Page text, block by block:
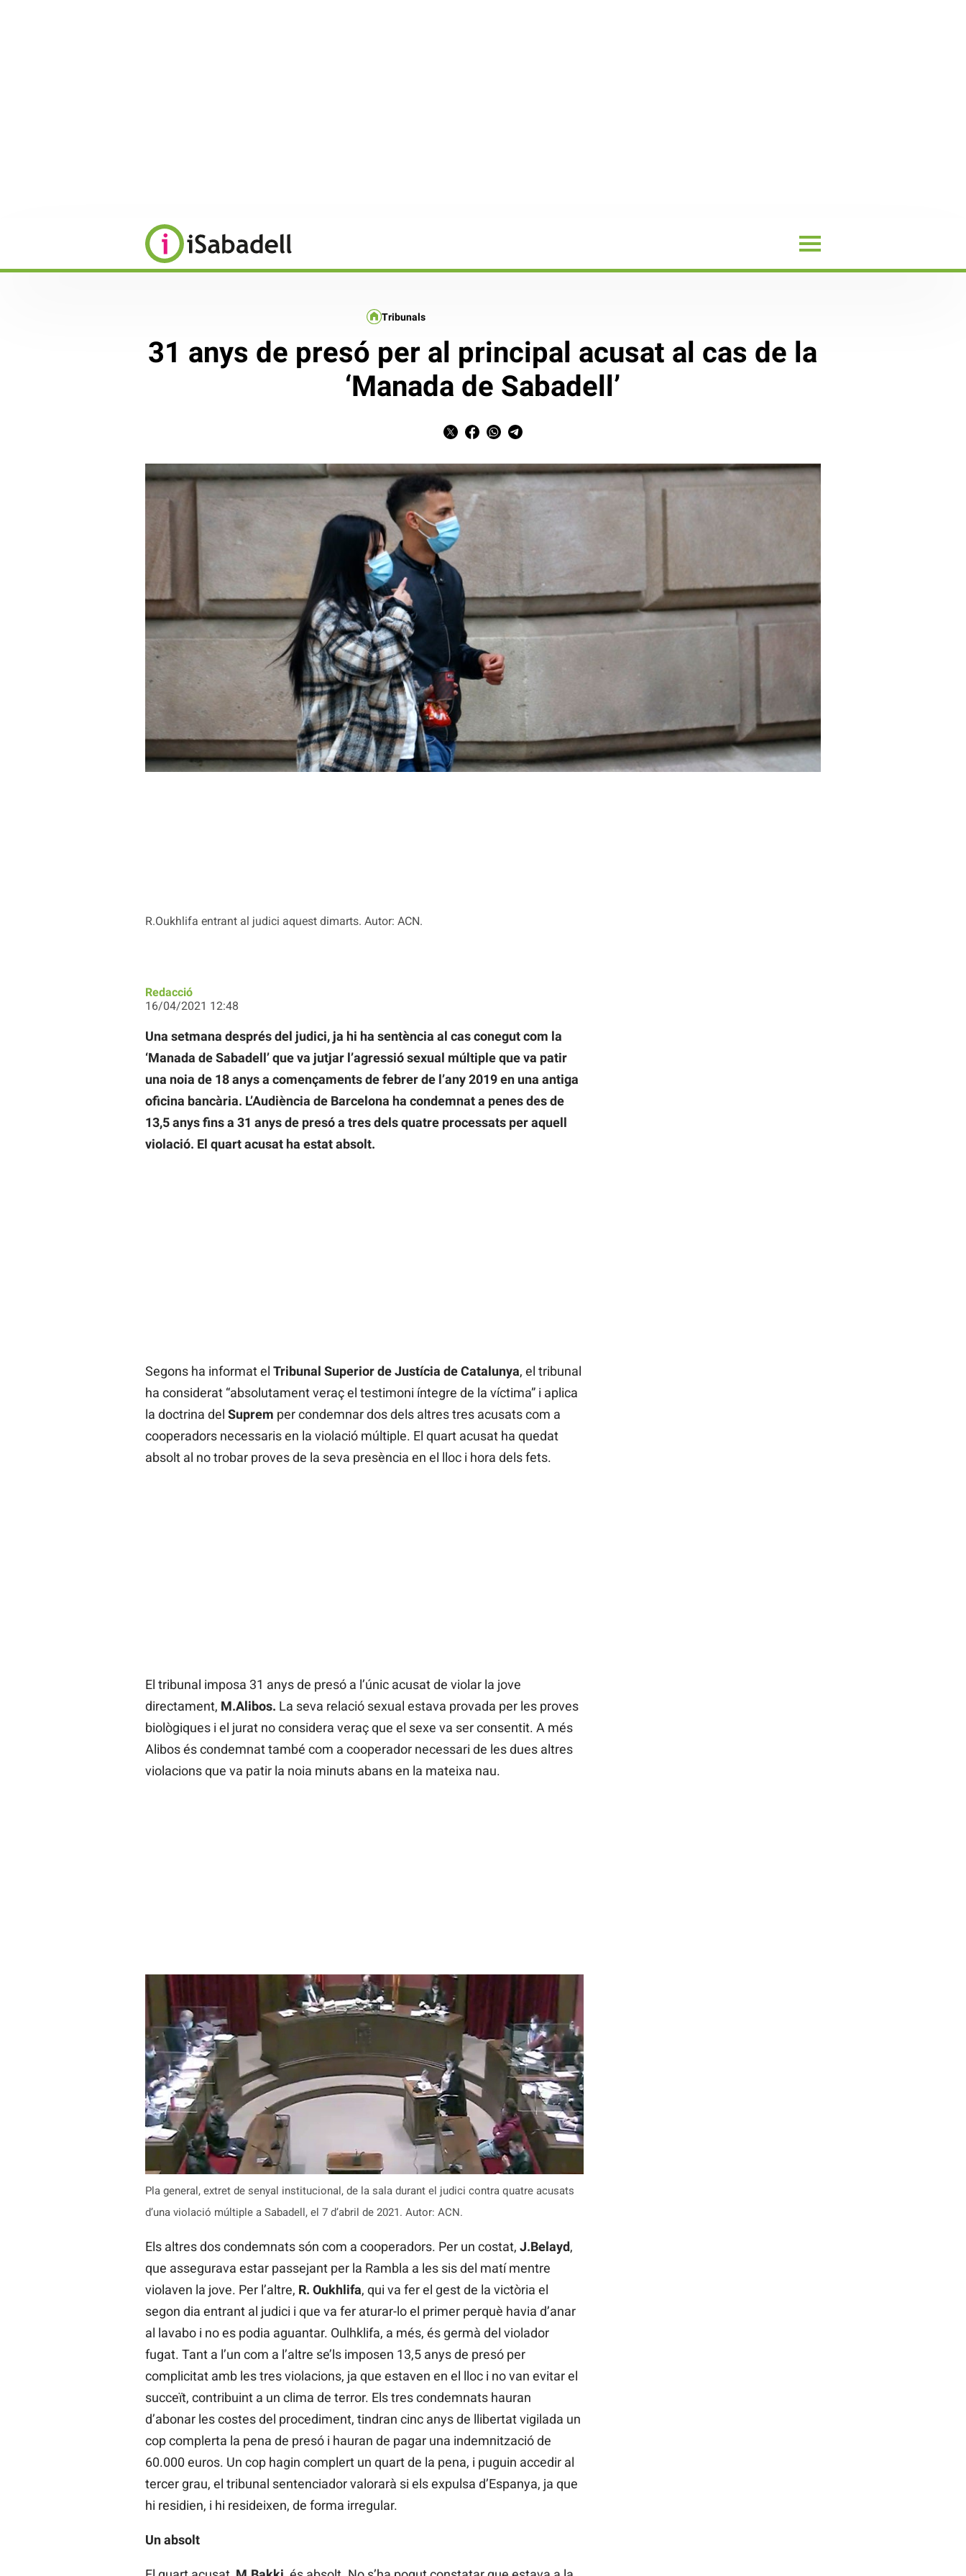
R.Oukhlifa entrant al judici aquest dimarts. Autor: ACN.
Tribunals
31 anys de presó per al principal acusat al cas de la
‘Manada de Sabadell’
Redacció
16/04/2021 12:48
Una setmana després del judici, ja hi ha sentència al cas conegut com la
‘Manada de Sabadell’ que va jutjar l’agressió sexual múltiple que va patir
una noia de 18 anys a començaments de febrer de l’any 2019 en una antiga
oficina bancària. L’Audiència de Barcelona ha condemnat a penes des de
13,5 anys fins a 31 anys de presó a tres dels quatre processats per aquell
violació. El quart acusat ha estat absolt.
Segons ha informat el Tribunal Superior de Justícia de Catalunya, el tribunal
ha considerat “absolutament veraç el testimoni íntegre de la víctima” i aplica
la doctrina del Suprem per condemnar dos dels altres tres acusats com a
cooperadors necessaris en la violació múltiple. El quart acusat ha quedat
absolt al no trobar proves de la seva presència en el lloc i hora dels fets.
El tribunal imposa 31 anys de presó a l’únic acusat de violar la jove
directament, M.Alibos. La seva relació sexual estava provada per les proves
biològiques i el jurat no considera veraç que el sexe va ser consentit. A més
Alibos és condemnat també com a cooperador necessari de les dues altres
violacions que va patir la noia minuts abans en la mateixa nau.
Pla general, extret de senyal institucional, de la sala durant el judici contra quatre acusats
d’una violació múltiple a Sabadell, el 7 d’abril de 2021. Autor: ACN.
Els altres dos condemnats són com a cooperadors. Per un costat, J.Belayd,
que assegurava estar passejant per la Rambla a les sis del matí mentre
violaven la jove. Per l’altre, R. Oukhlifa, qui va fer el gest de la victòria el
segon dia entrant al judici i que va fer aturar-lo el primer perquè havia d’anar
al lavabo i no es podia aguantar. Oulhklifa, a més, és germà del violador
fugat. Tant a l’un com a l’altre se’ls imposen 13,5 anys de presó per
complicitat amb les tres violacions, ja que estaven en el lloc i no van evitar el
succeït, contribuint a un clima de terror. Els tres condemnats hauran
d’abonar les costes del procediment, tindran cinc anys de llibertat vigilada un
cop complerta la pena de presó i hauran de pagar una indemnització de
60.000 euros. Un cop hagin complert un quart de la pena, i puguin accedir al
tercer grau, el tribunal sentenciador valorarà si els expulsa d’Espanya, ja que
hi residien, i hi resideixen, de forma irregular.
Un absolt